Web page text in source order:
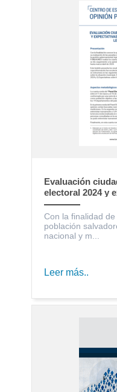
Evaluación
electoral 2024 y
gestión
municipal
Con la finalidad
población
nacional y m...
Leer más..